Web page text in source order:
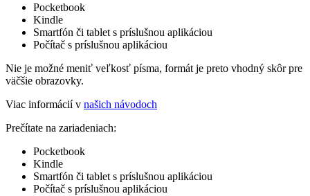
Pocketbook
Kindle
Smartfón či tablet s príslušnou aplikáciou
Počítač s príslušnou aplikáciou
Nie je možné meniť veľkosť písma, formát je preto vhodný skôr pre
väčšie obrazovky.
Viac informácií v našich návodoch
Prečítate na zariadeniach:
Pocketbook
Kindle
Smartfón či tablet s príslušnou aplikáciou
Počítač s príslušnou aplikáciou